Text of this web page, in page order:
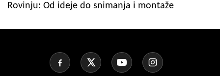
Rovinju: Od ideje do snimanja i montaže